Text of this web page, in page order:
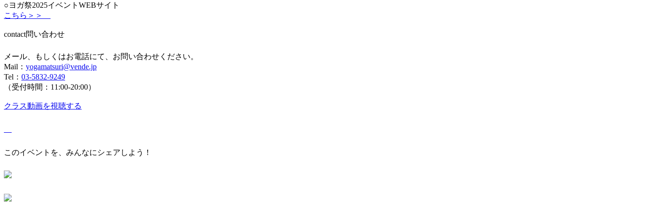
○ヨガ祭2025イベントWEBサイト
こちら＞＞
contact問い合わせ
メール、もしくはお電話にて、お問い合わせください。
Mail： yogamatsuri@vende.jp
Tel： 03-5832-9249
（受付時間：11:00-20:00）
クラス動画を視聴する
このイベントを、みんなにシェアしよう！